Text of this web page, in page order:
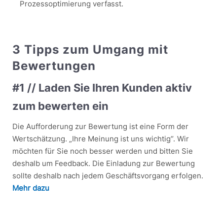
Prozessoptimierung verfasst.
3 Tipps zum Umgang mit
Bewertungen
#1 // Laden Sie Ihren Kunden aktiv
zum bewerten ein
Die Aufforderung zur Bewertung ist eine Form der
Wertschätzung. „Ihre Meinung ist uns wichtig“. Wir
möchten für Sie noch besser werden und bitten Sie
deshalb um Feedback. Die Einladung zur Bewertung
sollte deshalb nach jedem Geschäftsvorgang erfolgen.
Mehr dazu